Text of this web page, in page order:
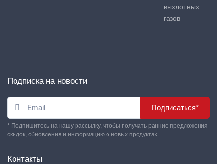
выхлопных
газов
Подписка на новости
Подписаться*
* Подпишитесь на нашу рассылку, чтобы получать ранние предложения
скидок, обновления и информацию о новых продуктах.
Контакты